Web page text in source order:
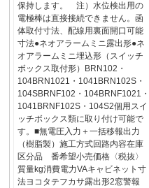
保持します。 注）水位検出用の
電極棒は直接接続できません。函
体取付寸法、配線用裏面開口可能
寸法●ネオアラームミニ露出形●ネ
オアラームミニ埋込形（スイッチ
ボックス取付形）BRN102・
104BRN1021・1041BRN102S・
104SBRNF102・104BRNF1021・
1041BRNF102S・104S2個用スイ
ッチボックス類に取り付け可能で
す。■無電圧入力＋一括移報出力
（樹脂製）施工方式回路内容在庫
区分品 番希望小売価格〈税抜〉
質量kg消費電力VAキャビネット寸
法ヨコタテフカサ露出形2窓警報